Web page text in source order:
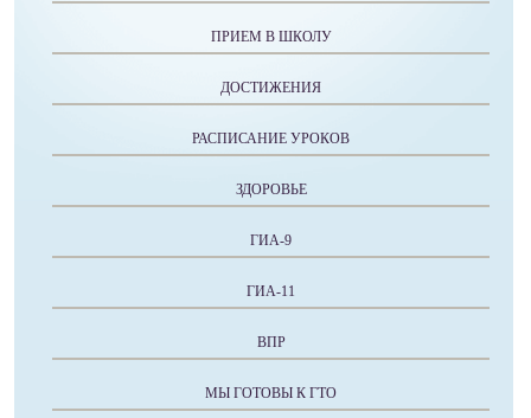
ПРИЕМ В ШКОЛУ
ДОСТИЖЕНИЯ
РАСПИСАНИЕ УРОКОВ
ЗДОРОВЬЕ
ГИА-9
ГИА-11
ВПР
МЫ ГОТОВЫ К ГТО